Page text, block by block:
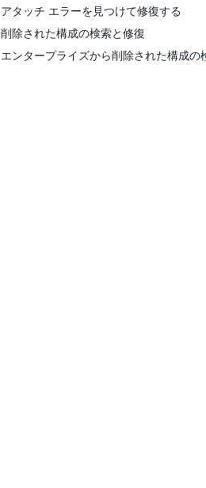
アタッチ エラーを見つけて修復する
削除された構成の検索と修復
エンタープライズから削除された構成の